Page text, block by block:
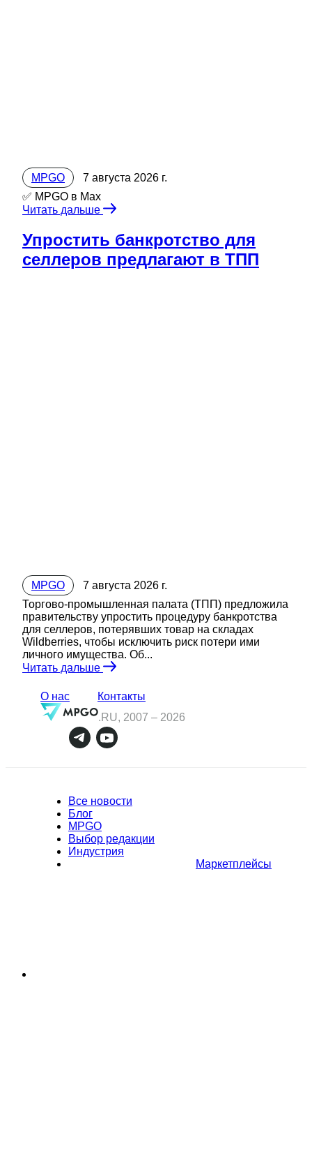
MPGO
7 августа 2026 г.
✅ MPGO в Мах
Читать дальше
Упростить банкротство для
селлеров предлагают в ТПП
MPGO
7 августа 2026 г.
Торгово-промышленная палата (ТПП) предложила
правительству упростить процедуру банкротства
для селлеров, потерявших товар на складах
Wildberries, чтобы исключить риск потери ими
личного имущества. Об...
Читать дальше
О нас
Контакты
.RU, 2007 – 2026
Все новости
Блог
MPGO
Выбор редакции
Индустрия
Маркетплейсы